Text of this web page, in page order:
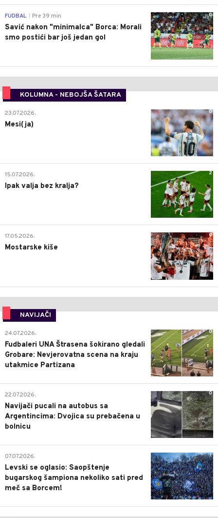
0
FUDBAL Pre 39 min
Savić nakon "minimalca" Borca: Morali
smo postići bar još jedan gol
KOLUMNA - NEBOJŠA ŠATARA
0
23.07.2026.
Mesi(ja)
2
15.07.2026.
Ipak valja bez kralja?
0
17.05.2026.
Mostarske kiše
NAVIJAČI
0
24.07.2026.
Fudbaleri UNA Štrasena šokirano gledali
Grobare: Nevjerovatna scena na kraju
utakmice Partizana
0
22.07.2026.
Navijači pucali na autobus sa
Argentincima: Dvojica su prebačena u
bolnicu
1
07.07.2026.
Levski se oglasio: Saopštenje
bugarskog šampiona nekoliko sati pred
meč sa Borcem!